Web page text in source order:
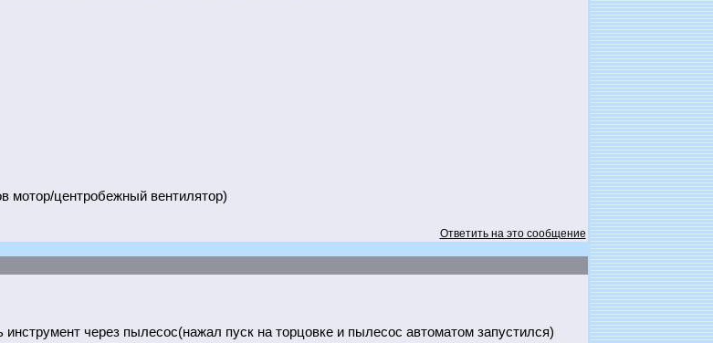
мотор/центробежный вентилятор)
Ответить на это сообщение
через пылесос(нажал пуск на торцовке и пылесос автоматом запустился)